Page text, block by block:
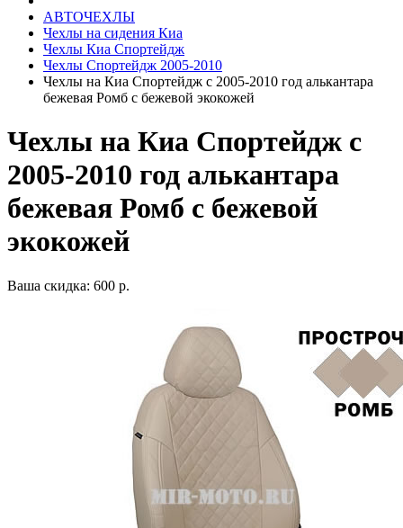
АВТОЧЕХЛЫ
Чехлы на сидения Киа
Чехлы Киа Спортейдж
Чехлы Спортейдж 2005-2010
Чехлы на Киа Спортейдж с 2005-2010 год алькантара
бежевая Ромб с бежевой экокожей
Чехлы на Киа Спортейдж с
2005-2010 год алькантара
бежевая Ромб с бежевой
экокожей
Ваша скидка: 600 р.